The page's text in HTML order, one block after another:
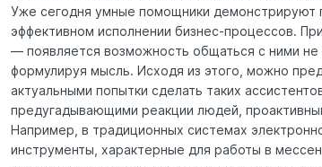
Уже сегодня умные помощники демонстрируют
эффективном исполнении бизнес-процессов.
— появляется возможность общаться с ними
формулируя мысль. Исходя из этого, можно
актуальными попытки сделать таких
предугадывающими реакции людей,
Например, в традиционных системах
инструменты, характерные для работы в